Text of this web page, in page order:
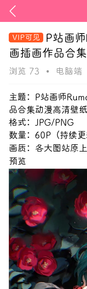
资讯
区发布非法内容 发现立即
官方公告
P站画
画插画作品合
浏览 73 • 电脑端
主题：P站画师
品合集动漫高清壁纸
格式：JPG/PNG
数量：60P（持续更
画质：各大图站原
预览